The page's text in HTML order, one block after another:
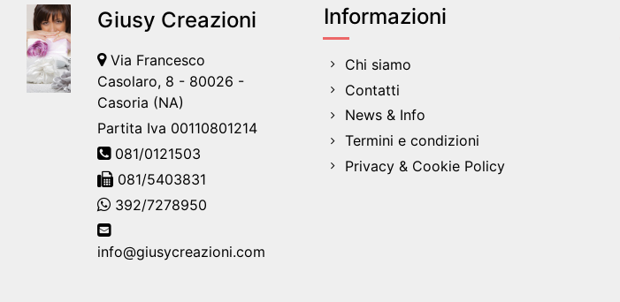
Giusy Creazioni
Via Francesco
Casolaro, 8 - 80026 -
Casoria (NA)
Partita Iva 00110801214
081/0121503
081/5403831
392/7278950
info@giusycreazioni.com
Informazioni
Chi siamo
Contatti
News & Info
Termini e condizioni
Privacy & Cookie Policy